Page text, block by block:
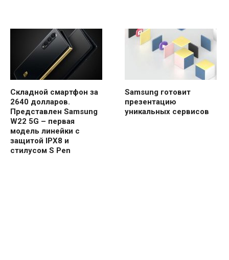
Складной смартфон за
2640 долларов.
Представлен Samsung
W22 5G – первая
модель линейки с
защитой IPX8 и
стилусом S Pen
Samsung готовит
презентацию
уникальных сервисов